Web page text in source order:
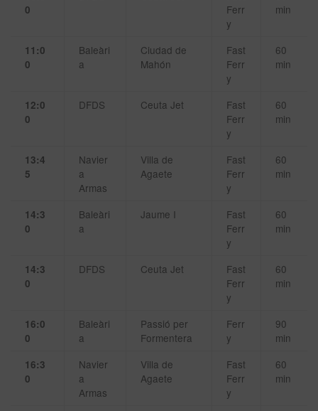
0
Ferr
y
min
11:0
0
Baleàri
a
Ciudad de
Mahón
Fast
Ferr
y
60
min
12:0
0
DFDS Ceuta Jet
Fast
Ferr
y
60
min
13:4
5
Navier
a
Armas
Villa de
Agaete
Fast
Ferr
y
60
min
14:3
0
Baleàri
a
Jaume I
Fast
Ferr
y
60
min
14:3
0
DFDS Ceuta Jet
Fast
Ferr
y
60
min
16:0
0
Baleàri
a
Passió per
Formentera
Ferr
y
90
min
16:3
0
Navier
a
Armas
Villa de
Agaete
Fast
Ferr
y
60
min